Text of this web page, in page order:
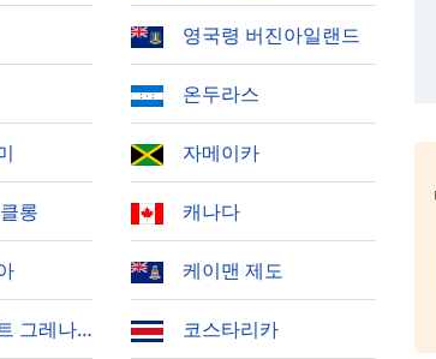
롱
그레나딘
영국령 버진아일랜드
온두라스
자메이카
캐나다
케이맨 제도
코스타리카